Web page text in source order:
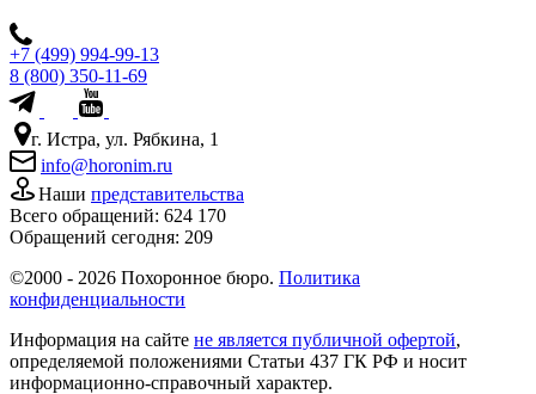
+7 (499) 994-99-13
8 (800) 350-11-69
г. Истра, ул. Рябкина, 1
info@horonim.ru
Наши представительства
Всего обращений: 624 170
Обращений сегодня: 209
©2000 - 2026 Похоронное бюро. Политика
конфиденциальности
Информация на сайте не является публичной офертой,
определяемой положениями Статьи 437 ГК РФ и носит
информационно-справочный характер.